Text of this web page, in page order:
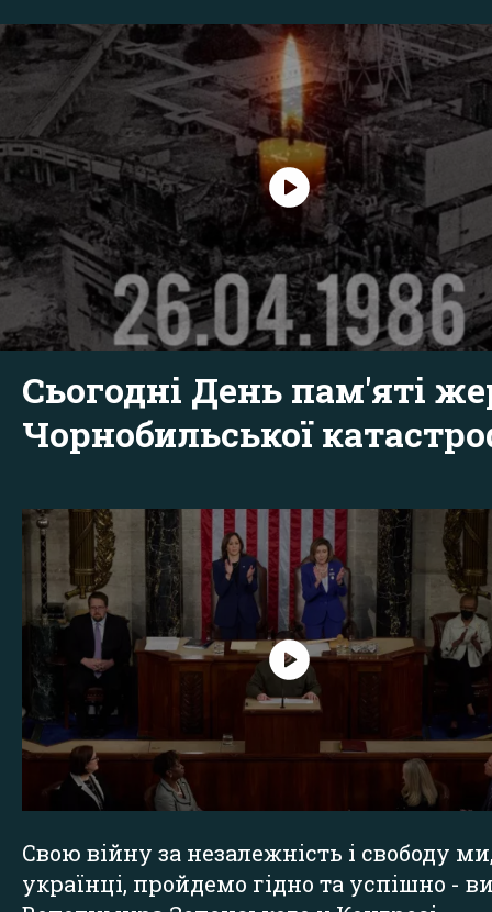
Сьогодні День пам'яті
Чорнобильської
Свою війну за незалежність і свободу
українці, пройдемо гідно та успішно -